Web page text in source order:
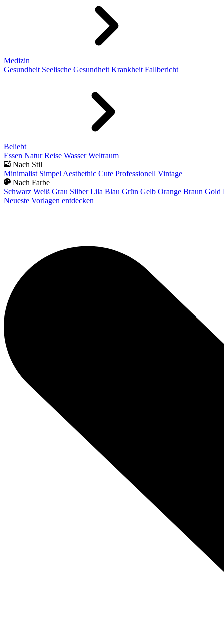
Medizin
Gesundheit Seelische Gesundheit Krankheit Fallbericht
Beliebt
Essen Natur Reise Wasser Weltraum
Nach Stil
Minimalist Simpel Aesthethic Cute Professionell Vintage
Nach Farbe
Schwarz Weiß Grau Silber Lila Blau Grün Gelb Orange Braun Gold
Neueste Vorlagen entdecken